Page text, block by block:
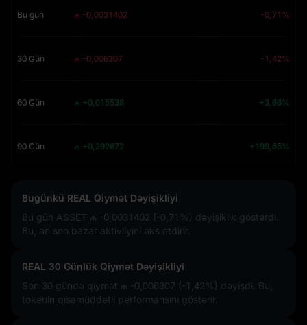
Bu gün ₼ -0,0031402 -0,71%
30 Gün ₼ -0,006307 -1,42%
60 Gün ₼ +0,015538 +3,66%
90 Gün ₼ +0,292672 +199,65%
Bugünkü REAL Qiymət Dəyişikliyi
Bu gün ASSET ₼ -0,0031402 (-0,71%) dəyişiklik göstərdi.
Bu, ən son bazar aktivliyini əks etdirir.
REAL 30 Günlük Qiymət Dəyişikliyi
Son 30 gündə qiymət ₼ -0,006307 (-1,42%) dəyişdi. Bu,
tokenin qısamüddətli performansını göstərir.